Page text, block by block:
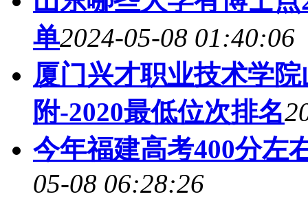
单2024-05-08 01:40:06
厦门兴才职业技术学
附-2020最低位次排名
今年福建高考400分左
05-08 06:28:26